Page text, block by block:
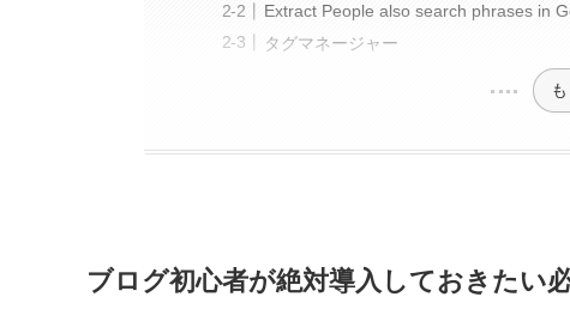
Extract People also search phrases in
タグマネージャー
ブログ初心者が絶対導入しておきたい